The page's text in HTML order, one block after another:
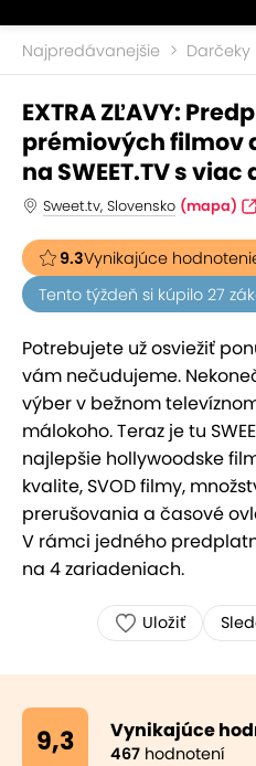
Najpredávanejšie Darčeky
EXTRA ZĽAVY:
prémiových filmov
na SWEET.TV s
Sweet.tv, Slovensko (mapa)
9.3Vynikajúce
Tento týždeň si kúpilo 27
Potrebujete už osviežiť
vám nečudujeme.
výber v bežnom
málokoho. Teraz je tu
najlepšie hollywoodske
kvalite, SVOD filmy,
prerušovania a časové
V rámci jedného
na 4 zariadeniach.
Uložiť
9,3 Vynikajúce
467 hodnotení